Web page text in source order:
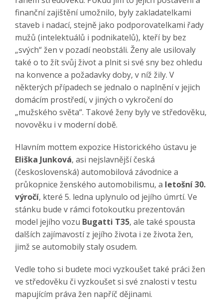
finanční zajištění umožnilo, byly zakladatelkami
staveb i nadací, stejně jako podporovatelkami řady
mužů (intelektuálů i podnikatelů), kteří by bez
„svých“ žen v pozadí neobstáli. Ženy ale usilovaly
také o to žít svůj život a plnit si své sny bez ohledu
na konvence a požadavky doby, v níž žily. V
některých případech se jednalo o naplnění v jejich
domácím prostředí, v jiných o vykročení do
„mužského světa“. Takové ženy byly ve středověku,
novověku i v moderní době.
Hlavním mottem expozice Historického ústavu je
Eliška Junková, asi nejslavnější česká
(československá) automobilová závodnice a
průkopnice ženského automobilismu, a letošní 30.
výročí, které 5. ledna uplynulo od jejího úmrtí. Ve
stánku bude v rámci fotokoutku prezentován
model jejího vozu Bugatti T35, ale také spousta
dalších zajímavostí z jejího života i ze života žen,
jimž se automobily staly osudem.
Vedle toho si budete moci vyzkoušet také práci žen
ve středověku či vyzkoušet si své znalosti v testu
mapujícím práva žen napříč dějinami.